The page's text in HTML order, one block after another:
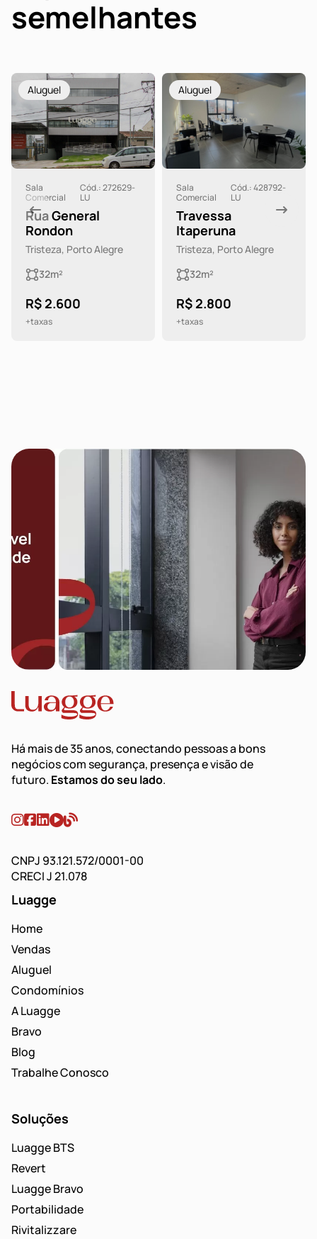
semelhantes
Aluguel
Sala
Comercial
Cód.: 272629-
LU
Rua General
Rondon
Tristeza, Porto Alegre
32m²
R$ 2.600
+taxas
Aluguel
Sala
Comercial
Cód.: 428792-
LU
Travessa
Itaperuna
Tristeza, Porto Alegre
32m²
R$ 2.800
+taxas
Há mais de 35 anos, conectando pessoas a bons
negócios com segurança, presença e visão de
futuro. Estamos do seu lado.
CNPJ 93.121.572/0001-00
CRECI J 21.078
Luagge
Home
Vendas
Aluguel
Condomínios
A Luagge
Bravo
Blog
Trabalhe Conosco
Soluções
Luagge BTS
Revert
Luagge Bravo
Portabilidade
Rivitalizzare